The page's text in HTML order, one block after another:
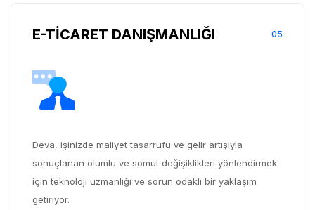
E-TİCARET DANIŞMANLIĞI 05
Deva, işinizde maliyet tasarrufu ve gelir artışıyla
sonuçlanan olumlu ve somut değişiklikleri yönlendirmek
için teknoloji uzmanlığı ve sorun odaklı bir yaklaşım
getiriyor.